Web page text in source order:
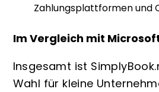
Zahlungsplattformen und
Im Vergleich mit
Insgesamt ist
Wahl für kleine